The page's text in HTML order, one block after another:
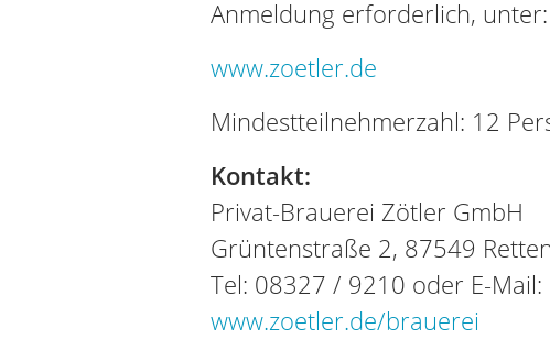
Anmeldung erforderlich, unter:
www.zoetler.de
Mindestteilnehmerzahl: 12
Kontakt:
Privat-Brauerei Zötler GmbH
Grüntenstraße 2, 87549
Tel: 08327 / 9210 oder E-Mail:
www.zoetler.de/brauerei